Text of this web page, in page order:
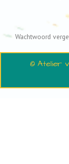
Wachtwoord
© Atelier